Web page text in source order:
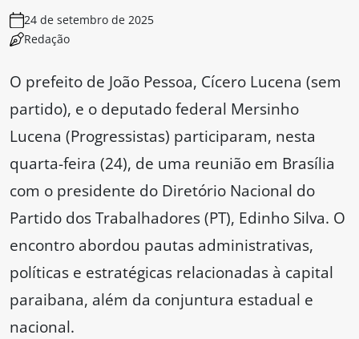
24 de setembro de 2025
Redação
O prefeito de João Pessoa, Cícero Lucena (sem
partido), e o deputado federal Mersinho
Lucena (Progressistas) participaram, nesta
quarta-feira (24), de uma reunião em Brasília
com o presidente do Diretório Nacional do
Partido dos Trabalhadores (PT), Edinho Silva. O
encontro abordou pautas administrativas,
políticas e estratégicas relacionadas à capital
paraibana, além da conjuntura estadual e
nacional.